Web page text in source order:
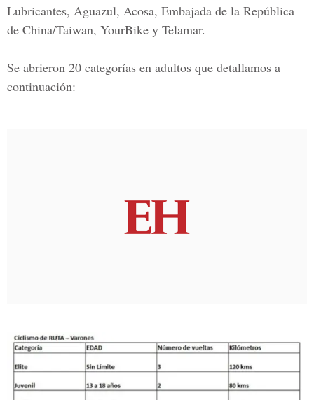
Lubricantes, Aguazul, Acosa, Embajada de la República
de China/Taiwan, YourBike y Telamar.
Se abrieron 20 categorías en adultos que detallamos a
continuación: